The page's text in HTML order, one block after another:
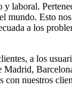
laboral.
mundo. Esto
a los
a los
con nuestros